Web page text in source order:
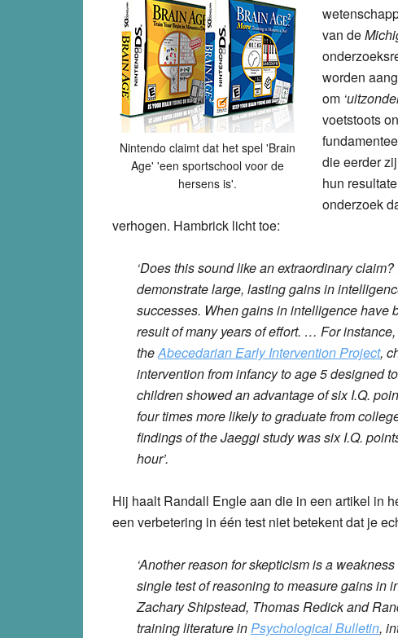
Nintendo claimt dat het spel 'Brain
Age' 'een sportschool voor de
hersens is'.
van de
worden
om
voetstoots
die eerder
hun
onderzoek
verhogen. Hambrick licht toe:
‘Does this sound like an extraordinary
demonstrate large, lasting gains in
successes. When gains in intelligence have
result of many years of effort. … For
theAbecedarian Early Intervention Project,
intervention from infancy to age 5 designed
children showed an advantage of six I.Q.
four times more likely to graduate from
findings of the Jaeggi study was six I.Q.
hour’.
Hij haalt Randall Engle aan die in een artikel in
een verbetering in één test niet betekent dat je
‘Another reason for skepticism is a
single test of reasoning to measure gains in
Zachary Shipstead, Thomas Redick and
training literature inPsychological Bulletin,